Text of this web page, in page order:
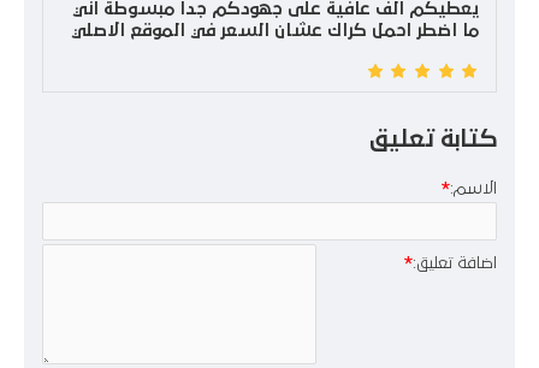
يعطيكم الف عافية على جهودكم جدا مبسوطة اني
ما اضطر احمل كراك عشان السعر في الموقع الاصلي
كتابة تعليق
الاسم:
اضافة تعليق: